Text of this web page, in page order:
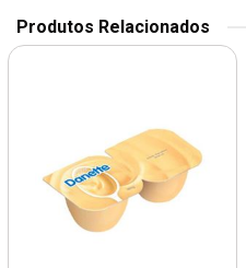
Produtos Relacionados